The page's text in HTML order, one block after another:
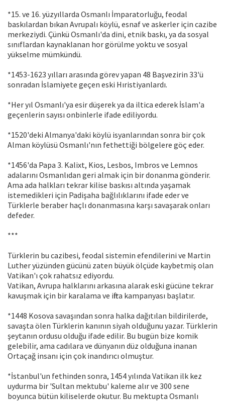
*15. ve 16. yüzyıllarda Osmanlı İmparatorluğu, feodal
baskılardan bıkan Avrupalı köylü, esnaf ve askerler için cazibe
merkeziydi. Çünkü Osmanlı'da dini, etnik baskı, ya da sosyal
sınıflardan kaynaklanan hor görülme yoktu ve sosyal
yükselme mümkündü.
*1453-1623 yılları arasında görev yapan 48 Başvezirin 33'ü
sonradan İslamiyete geçen eski Hıristiyanlardı.
*Her yıl Osmanlı'ya esir düşerek ya da iltica ederek İslam'a
geçenlerin sayısı onbinlerle ifade ediliyordu.
*1520'deki Almanya'daki köylü isyanlarından sonra bir çok
Alman köylüsü Osmanlı'nın fethettiği bölgelere göç eder.
*1456'da Papa 3. Kalixt, Kios, Lesbos, Imbros ve Lemnos
adalarını Osmanlıdan geri almak için bir donanma gönderir.
Ama ada halkları tekrar kilise baskısı altında yaşamak
istemedikleri için Padişaha bağlılıklarını ifade eder ve
Türklerle beraber haçlı donanmasına karşı savaşarak onları
defeder.
***
Türklerin bu cazibesi, feodal sistemin efendilerini ve Martin
Luther yüzünden gücünü zaten büyük ölçüde kaybetmiş olan
Vatikan'ı çok rahatsız ediyordu.
Vatikan, Avrupa halklarını arkasına alarak eski gücüne tekrar
kavuşmak için bir karalama ve iftira kampanyası başlatır.
*1448 Kosova savaşından sonra halka dağıtılan bildirilerde,
savaşta ölen Türklerin kanının siyah olduğunu yazar. Türklerin
şeytanın ordusu olduğu ifade edilir. Bu bugün bize komik
gelebilir, ama cadılara ve dünyanın düz olduğuna inanan
Ortaçağ insanı için çok inandırıcı olmuştur.
*İstanbul'un fethinden sonra, 1454 yılında Vatikan ilk kez
uydurma bir 'Sultan mektubu' kaleme alır ve 300 sene
boyunca bütün kiliselerde okutur. Bu mektupta Osmanlı